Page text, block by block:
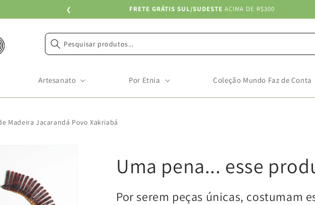
❮ FRETE GRÁTIS SUL/SUDESTE ACIMA DE R$300
Artesanato Por Etnia Coleção Mundo Faz de Conta
Pesquisar produtos...
Madeira Jacarandá Povo Xakriabá
Uma pena... esse
Por serem peças únicas, costumam